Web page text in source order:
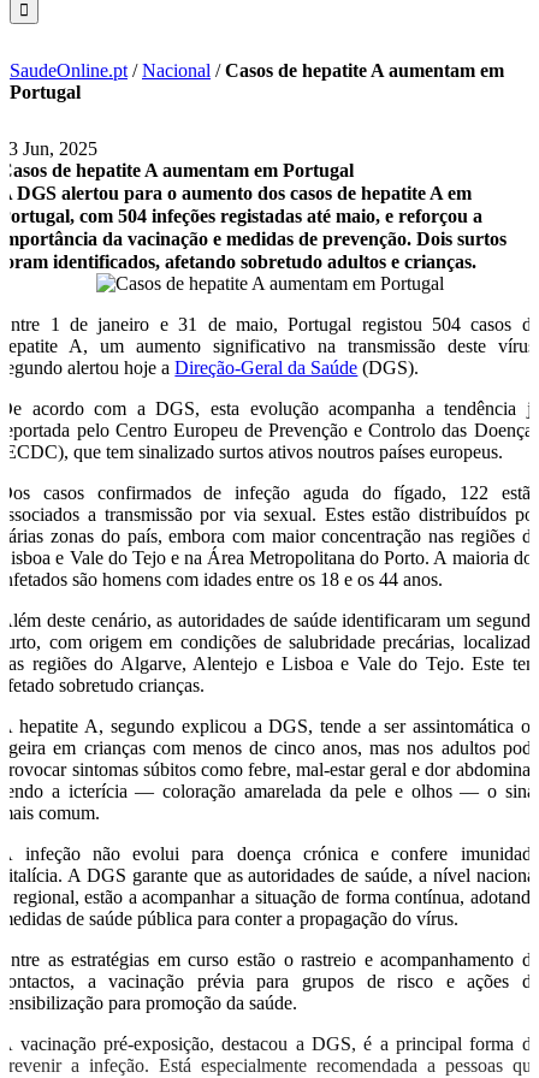
SaudeOnline.pt /Nacional /Casos de hepatite A aumentam em
Portugal
23 Jun, 2025
Casos de hepatite A aumentam em Portugal
A DGS alertou para o aumento dos casos de hepatite A em
Portugal, com 504 infeções registadas até maio, e reforçou a
importância da vacinação e medidas de prevenção. Dois surtos
foram identificados, afetando sobretudo adultos e crianças.
Entre 1 de janeiro e 31 de maio, Portugal registou 504 casos de
hepatite A, um aumento significativo na transmissão deste vírus,
segundo alertou hoje aDireção-Geral da Saúde (DGS).
De acordo com a DGS, esta evolução acompanha a tendência já
reportada pelo Centro Europeu de Prevenção e Controlo das Doenças
(ECDC), que tem sinalizado surtos ativos noutros países europeus.
Dos casos confirmados de infeção aguda do fígado, 122 estão
associados a transmissão por via sexual. Estes estão distribuídos por
várias zonas do país, embora com maior concentração nas regiões de
Lisboa e Vale do Tejo e na Área Metropolitana do Porto. A maioria dos
infetados são homens com idades entre os 18 e os 44 anos.
Além deste cenário, as autoridades de saúde identificaram um segundo
surto, com origem em condições de salubridade precárias, localizado
nas regiões do Algarve, Alentejo e Lisboa e Vale do Tejo. Este tem
afetado sobretudo crianças.
A hepatite A, segundo explicou a DGS, tende a ser assintomática ou
ligeira em crianças com menos de cinco anos, mas nos adultos pode
provocar sintomas súbitos como febre, mal-estar geral e dor abdominal,
sendo a icterícia — coloração amarelada da pele e olhos — o sinal
mais comum.
A infeção não evolui para doença crónica e confere imunidade
vitalícia. A DGS garante que as autoridades de saúde, a nível nacional
e regional, estão a acompanhar a situação de forma contínua, adotando
medidas de saúde pública para conter a propagação do vírus.
Entre as estratégias em curso estão o rastreio e acompanhamento de
contactos, a vacinação prévia para grupos de risco e ações de
sensibilização para promoção da saúde.
A vacinação pré-exposição, destacou a DGS, é a principal forma de
prevenir a infeção. Está especialmente recomendada a pessoas que